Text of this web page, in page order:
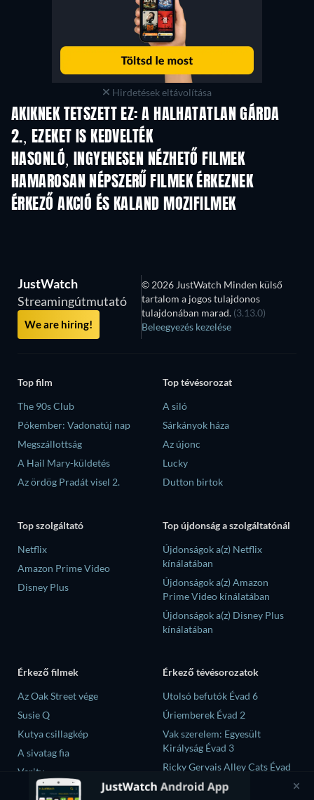
Hirdetések eltávolítása
AKIKNEK TETSZETT EZ: A HALHATATLAN GÁRDA
2., EZEKET IS KEDVELTÉK
HASONLÓ, INGYENESEN NÉZHETŐ FILMEK
HAMAROSAN NÉPSZERŰ FILMEK ÉRKEZNEK
ÉRKEZŐ AKCIÓ ÉS KALAND MOZIFILMEK
JustWatch
Streamingútmutató
We are hiring!
© 2026 JustWatch Minden külső
tartalom a jogos tulajdonos
tulajdonában marad. (3.13.0)
Beleegyezés kezelése
Top film
The 90s Club
Pókember: Vadonatúj nap
Megszállottság
A Hail Mary-küldetés
Az ördög Pradát visel 2.
Top tévésorozat
A siló
Sárkányok háza
Az újonc
Lucky
Dutton birtok
Top szolgáltató
Netflix
Amazon Prime Video
Disney Plus
Top újdonság a szolgáltatónál
Újdonságok a(z) Netflix
kínálatában
Újdonságok a(z) Amazon
Prime Video kínálatában
Újdonságok a(z) Disney Plus
kínálatában
Érkező filmek
Az Oak Street vége
Susie Q
Kutya csillagkép
A sivatag fia
Verity
Érkező tévésorozatok
Utolsó befutók Évad 6
Úriemberek Évad 2
Vak szerelem: Egyesült
Királyság Évad 3
Ricky Gervais Alley Cats Évad
1